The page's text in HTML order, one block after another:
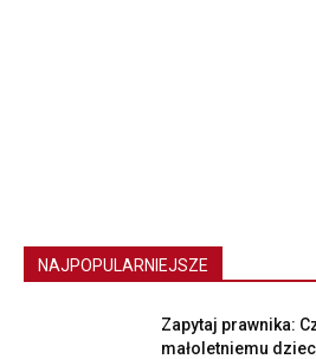
NAJPOPULARNIEJSZE
Zapytaj prawnika:
małoletniemu